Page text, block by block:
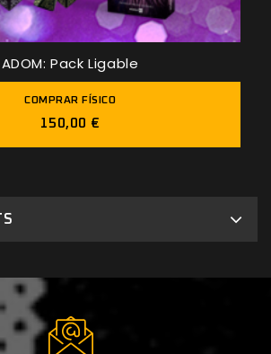
ADOM: Pack Ligable
COMPRAR FÍSICO
150,00 €